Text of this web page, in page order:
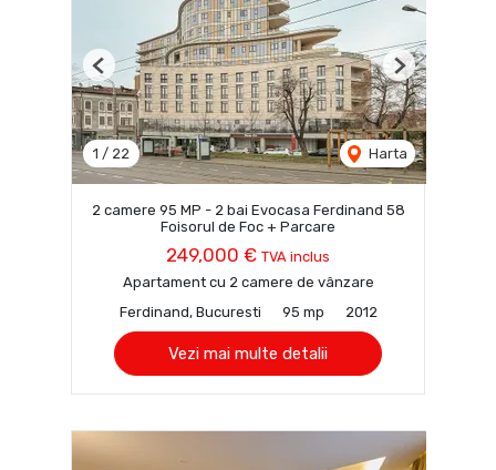
1 / 22 Harta
Previous Next
2 camere 95 MP - 2 bai Evocasa Ferdinand 58
Foisorul de Foc + Parcare
249,000 € TVA inclus
Apartament cu 2 camere de vânzare
Ferdinand, Bucuresti
95 mp 2012
Vezi mai multe detalii